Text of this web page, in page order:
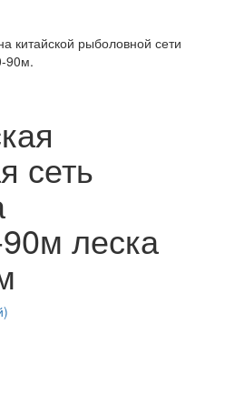
китайской рыболовной сети
90м.
сеть
леска